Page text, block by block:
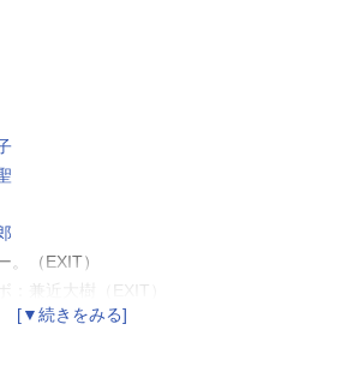
。（EXIT）
：兼近大樹（EXIT）
な